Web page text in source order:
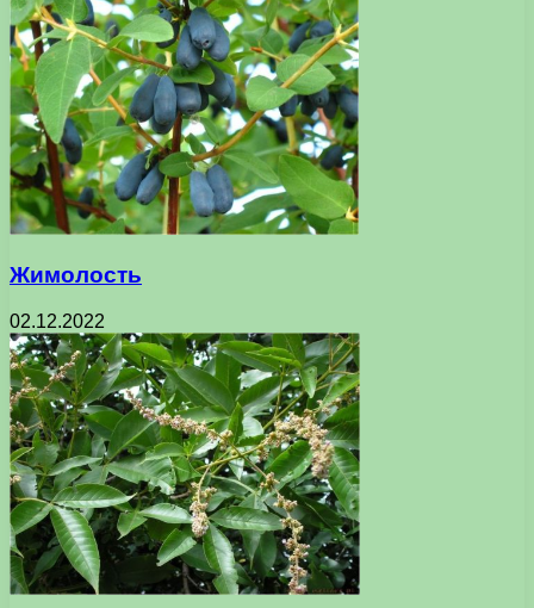
Жимолость
02.12.2022